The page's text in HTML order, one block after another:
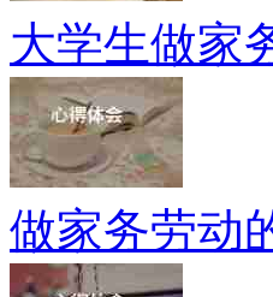
大学生做家
做家务劳动